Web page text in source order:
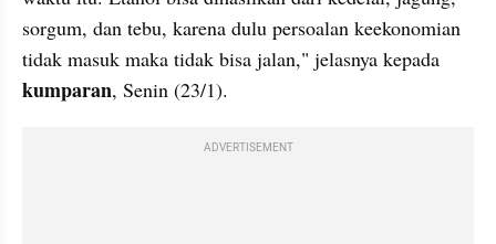
sorgum, dan tebu, karena dulu persoalan keekonomian
kumparan, Senin (23/1).
ADVERTISEMENT